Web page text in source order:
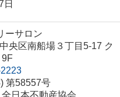
日
ーサロン
央区南船場３丁目5-17 ク
9F
第58557号
日本不動産協会